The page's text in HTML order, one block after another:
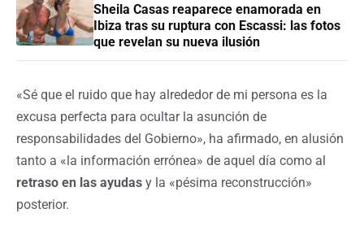
Sheila Casas reaparece enamorada en
Ibiza tras su ruptura con Escassi: las fotos
que revelan su nueva ilusión
«Sé que el ruido que hay alrededor de mi persona es la
excusa perfecta para ocultar la asunción de
responsabilidades del Gobierno», ha afirmado, en alusión
tanto a «la información errónea» de aquel día como al
retraso en las ayudas y la «pésima reconstrucción»
posterior.